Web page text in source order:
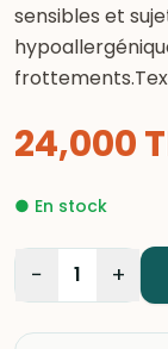
sensibles et
24,000
● En stock
− 1 +